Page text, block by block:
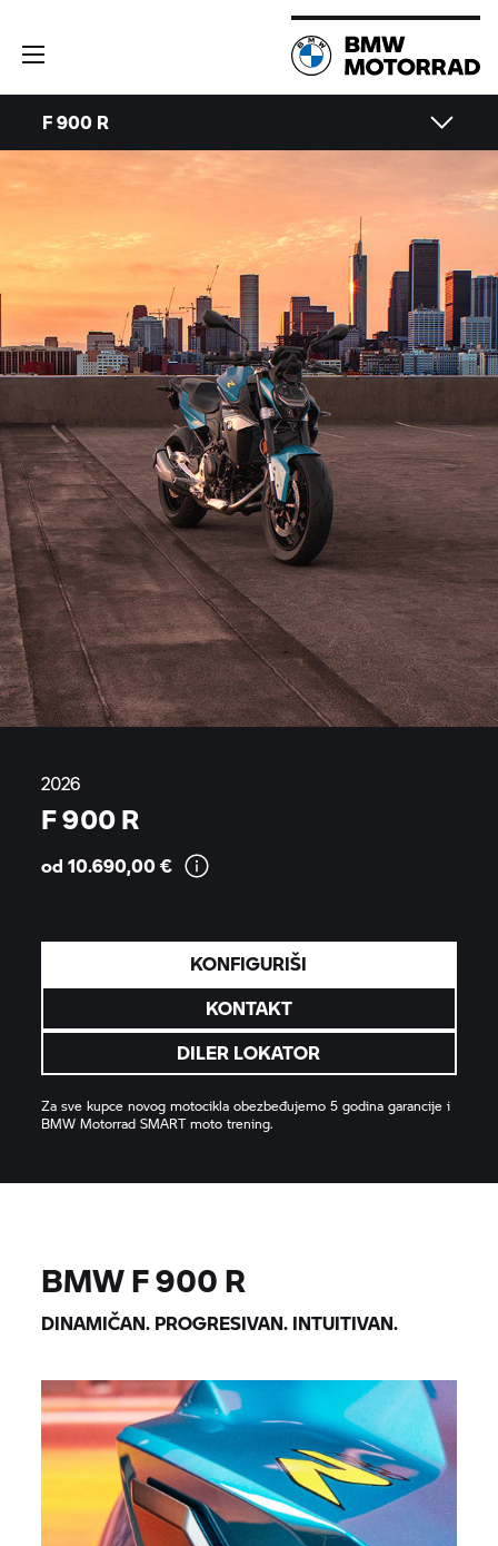
F 900 R
2026
F 900 R
od 10.690,00€
KONFIGURIŠI
KONTAKT
DILER LOKATOR
Za sve kupce novog motocikla obezbeđujemo 5 godina garancije i
BMW Motorrad SMART moto trening.
BMWF 900 R
DINAMIČAN. PROGRESIVAN. INTUITIVAN.